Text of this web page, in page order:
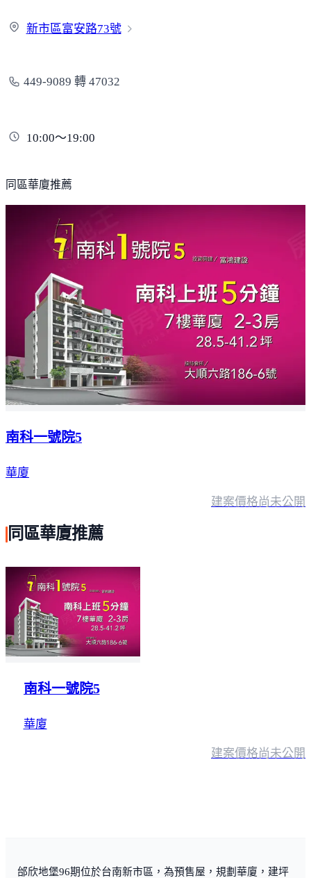
新市區富安路73號
449-9089 轉 47032
10:00～19:00
同區華廈推薦
南科一號院5
華廈
建案價格尚未公開
同區華廈推薦
南科一號院5
華廈
建案價格尚未公開
邰欣地堡96期位於台南新市區，為預售屋，規劃華廈，建坪